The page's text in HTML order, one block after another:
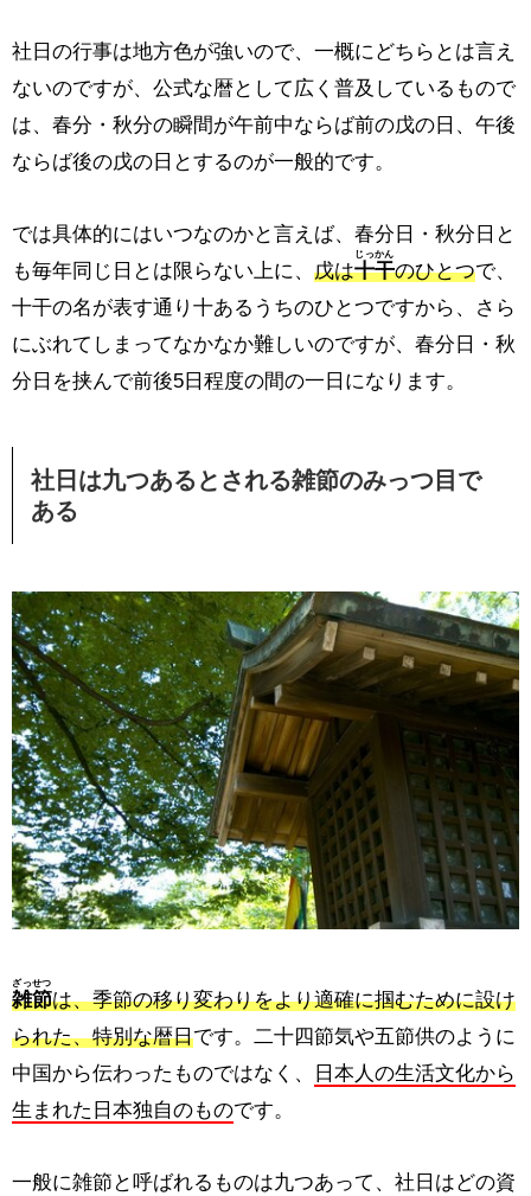
社日の行事は地方色が強いので、一概にどちらとは言え
ないのですが、公式な暦として広く普及しているもので
は、春分・秋分の瞬間が午前中ならば前の戊の日、午後
ならば後の戊の日とするのが一般的です。
では具体的にはいつなのかと言えば、春分日・秋分日と
も毎年同じ日とは限らない上に、 戊は十干
じっかん
のひとつで、
十干の名が表す通り十あるうちのひとつですから、さら
にぶれてしまってなかなか難しいのですが、春分日・秋
分日を挟んで前後5日程度の間の一日になります。
社日は九つあるとされる雑節のみっつ目で
ある
雑節
ざっせつ
は、季節の移り変わりをより適確に掴むために設け
られた、特別な暦日です。二十四節気や五節供のように
中国から伝わったものではなく、
日本人の生活文化から
生まれた日本独自のものです。
一般に雑節と呼ばれるものは九つあって、社日はどの資